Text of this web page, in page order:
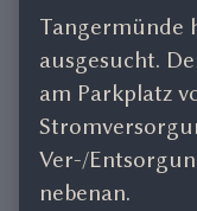
of
Tangermünde
ausgesucht.
am Parkplatz
Ver-/
nebenan.